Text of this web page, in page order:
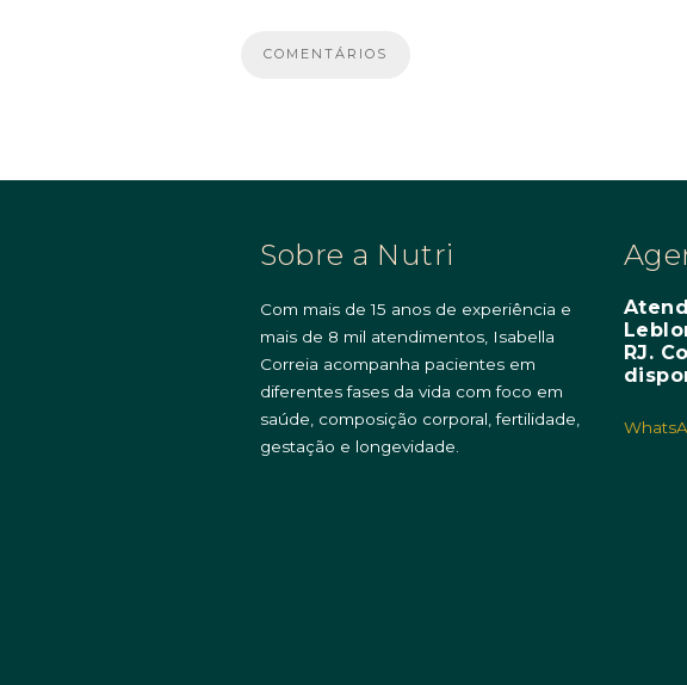
Sobre a Nutri
Com mais de 15 anos de experiência e
mais de 8 mil atendimentos, Isabella
Correia acompanha pacientes em
diferentes fases da vida com foco em
saúde, composição corporal, fertilidade,
gestação e longevidade.
RJ.